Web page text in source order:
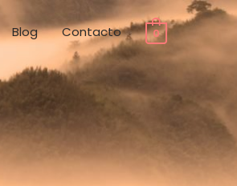
Blog Contacto 0